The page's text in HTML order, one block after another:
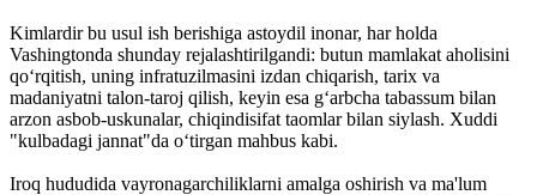
Kimlardir bu usul ish berishiga astoydil inonar, har holda
Vashingtonda shunday rejalashtirilgandi: butun mamlakat aholisini
qo‘rqitish, uning infratuzilmasini izdan chiqarish, tarix va
madaniyatni talon-taroj qilish, keyin esa g‘arbcha tabassum bilan
arzon asbob-uskunalar, chiqindisifat taomlar bilan siylash. Xuddi
"kulbadagi jannat"da o‘tirgan mahbus kabi.
Iroq hududida vayronagarchiliklarni amalga oshirish va ma'lum